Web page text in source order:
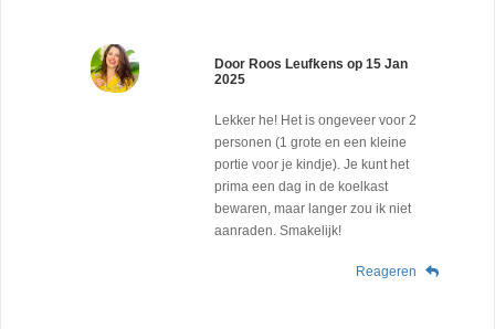
DoorRoos Leufkens op 15 Jan
2025
Lekker he! Het is ongeveer voor 2
personen (1 grote en een kleine
portie voor je kindje). Je kunt het
prima een dag in de koelkast
bewaren, maar langer zou ik niet
aanraden. Smakelijk!
Reageren